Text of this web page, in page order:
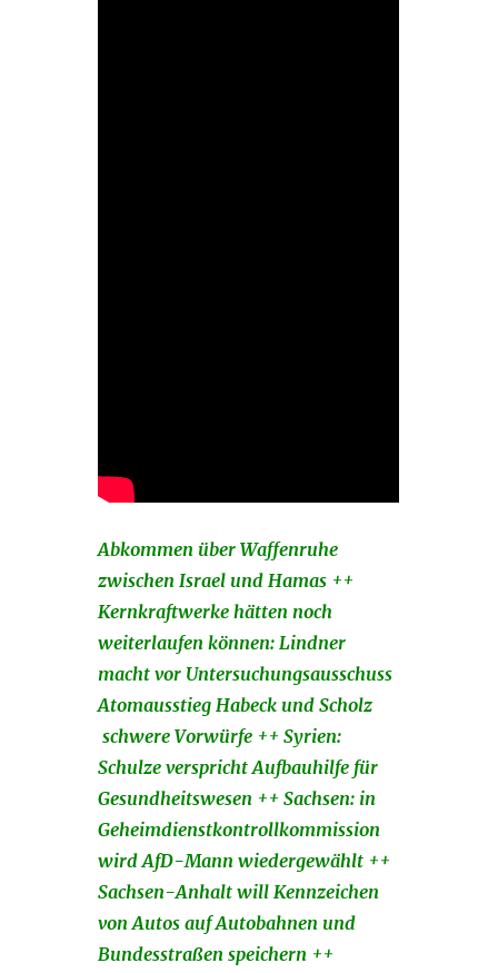
Abkommen über Waffenruhe
zwischen Israel und Hamas ++
Kernkraftwerke hätten noch
weiterlaufen können: Lindner
macht vor Untersuchungsausschuss
Atomausstieg Habeck und Scholz
schwere Vorwürfe ++ Syrien:
Schulze verspricht Aufbauhilfe für
Gesundheitswesen ++ Sachsen: in
Geheimdienstkontrollkommission
wird AfD-Mann wiedergewählt ++
Sachsen-Anhalt will Kennzeichen
von Autos auf Autobahnen und
Bundesstraßen speichern ++